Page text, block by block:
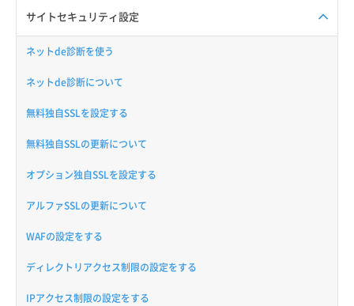
サイトセキュリティ設定
ネットde診断を使う
ネットde診断について
無料独自SSLを設定する
無料独自SSLの更新について
オプション独自SSLを設定する
アルファSSLの更新について
WAFの設定をする
ディレクトリアクセス制限の設定をする
IPアクセス制限の設定をする